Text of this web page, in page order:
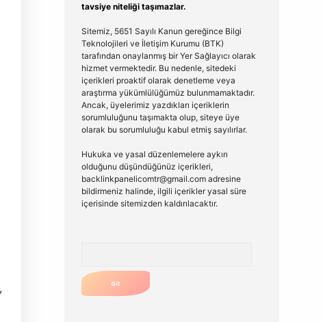
tavsiye niteliği taşımazlar.
Sitemiz, 5651 Sayılı Kanun gereğince Bilgi
Teknolojileri ve İletişim Kurumu (BTK)
tarafından onaylanmış bir Yer Sağlayıcı olarak
hizmet vermektedir. Bu nedenle, sitedeki
içerikleri proaktif olarak denetleme veya
araştırma yükümlülüğümüz bulunmamaktadır.
Ancak, üyelerimiz yazdıkları içeriklerin
sorumluluğunu taşımakta olup, siteye üye
olarak bu sorumluluğu kabul etmiş sayılırlar.
Hukuka ve yasal düzenlemelere aykırı
olduğunu düşündüğünüz içerikleri,
backlinkpanelicomtr@gmail.comadresine
bildirmeniz halinde, ilgili içerikler yasal süre
içerisinde sitemizden kaldırılacaktır.